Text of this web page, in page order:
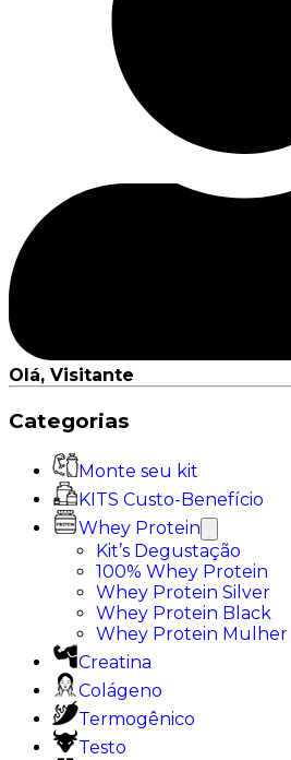
Olá, Visitante
Categorias
Monte seu kit
KITS Custo-Benefício
Whey Protein
Kit’s Degustação
100% Whey Protein
Whey Protein Silver
Whey Protein Black
Whey Protein Mulher
Creatina
Colágeno
Termogênico
Testo